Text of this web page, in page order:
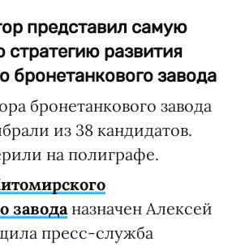
представил самую
стратегию развития
бронетанкового завода
бронетанкового завода
из 38 кандидатов.
на полиграфе.
заводаназначен Алексей
пресс-служба